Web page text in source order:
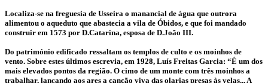
Localiza-se na freguesia de Usseira o manancial de água que outrora
alimentou o aqueduto que abastecia a vila de Óbidos, e que foi mandado
construir em 1573 por D.Catarina, esposa de D.João III.
Do património edificado ressaltam os templos de culto e os moinhos de
vento. Sobre estes últimos escrevia, em 1928, Luís Freitas Garcia: “É um dos
mais elevados pontos da região. O cimo de um monte com três moinhos a
trabalhar, lançando aos ares a canção viva das olarias presas às velas... A